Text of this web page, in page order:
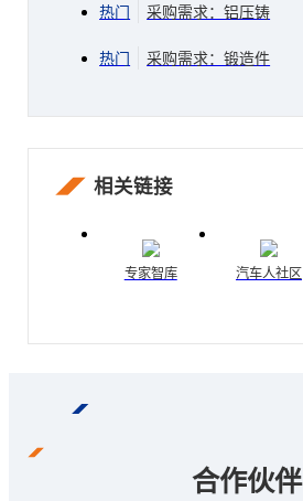
热门 采购需求：铝压铸
热门 采购需求：锻造件
相关链接
专家智库 汽车人社区
合作伙伴